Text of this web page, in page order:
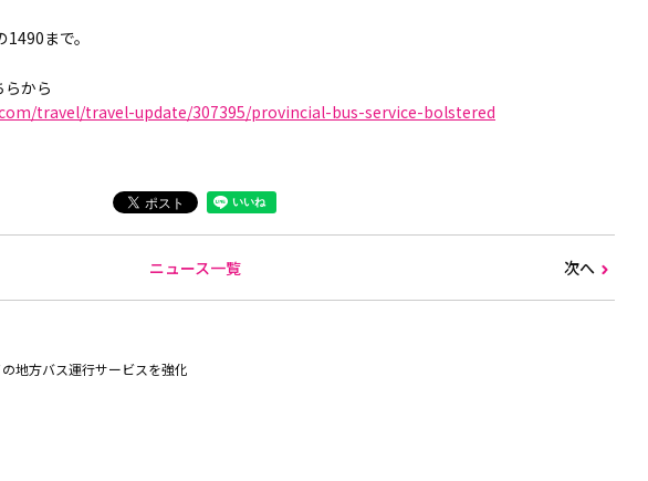
まで。
から
travel/travel-update/307395/provincial-bus-service-bolstered
ニュース一覧 次へ
地方バス運行サービスを強化